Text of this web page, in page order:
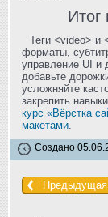
Итог
Теги <video> и
форматы,
управление UI и
добавьте
усложняйте
закрепить
курс «Вёрстка
макетами
Создано
Предыдущая